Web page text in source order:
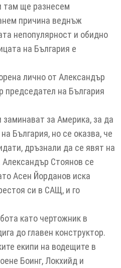
там ще разнесем
причина веднъж
непопулярност и обидно
на България е
лично от Александър
председател на България
за Америка, за да
България, но се оказва, че
дръзнали да се явят на
Александър Стоянов се
Асен Йорданов иска
си в САЩ, и го
като чертожник в
до главен конструктор.
екипи на водещите в
Боинг, Локхийд и